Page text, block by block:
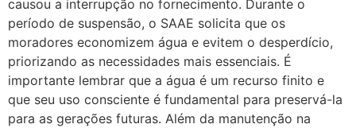
causou a interrupção no fornecimento. Durante o
período de suspensão, o SAAE solicita que os
moradores economizem água e evitem o desperdício,
priorizando as necessidades mais essenciais. É
importante lembrar que a água é um recurso finito e
que seu uso consciente é fundamental para preservá-la
para as gerações futuras. Além da manutenção na